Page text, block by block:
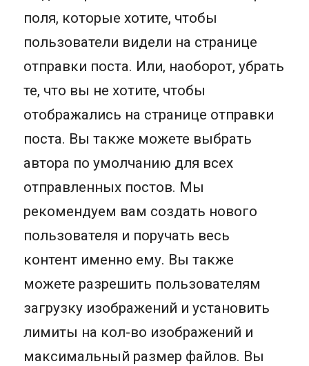
поля, которые хотите, чтобы
пользователи видели на странице
отправки поста. Или, наоборот, убрать
те, что вы не хотите, чтобы
отображались на странице отправки
поста. Вы также можете выбрать
автора по умолчанию для всех
отправленных постов. Мы
рекомендуем вам создать нового
пользователя и поручать весь
контент именно ему. Вы также
можете разрешить пользователям
загрузку изображений и установить
лимиты на кол-во изображений и
максимальный размер файлов. Вы